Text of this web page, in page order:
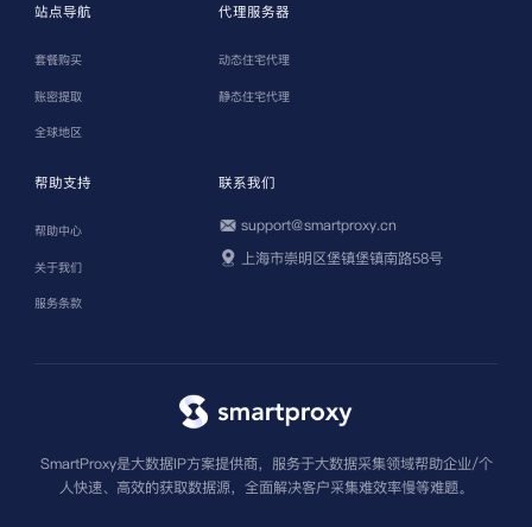
站点导航
套餐购买
账密提取
全球地区
代理服务器
动态住宅代理
静态住宅代理
帮助支持
帮助中心
关于我们
服务条款
联系我们
support@smartproxy.cn
上海市崇明区堡镇堡镇南路58号
SmartProxy是大数据IP方案提供商，服务于大数据采集领域帮助企业/个
人快速、高效的获取数据源，全面解决客户采集难效率慢等难题。